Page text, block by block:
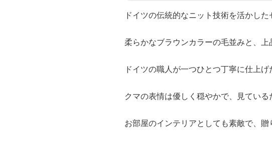
ドイツの伝統的なニット技術を活かし
柔らかなブラウンカラーの毛並みと、上
ドイツの職人が一つひとつ丁寧に仕上
クマの表情は優しく穏やかで、見ている
お部屋のインテリアとしても素敵で、贈